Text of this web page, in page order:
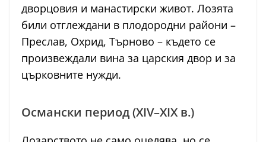
дворцовия и манастирски живот. Лозята
били отглеждани в плодородни райони –
Преслав, Охрид, Търново – където се
произвеждали вина за царския двор и за
църковните нужди.
Османски период (XIV–XIX в.)